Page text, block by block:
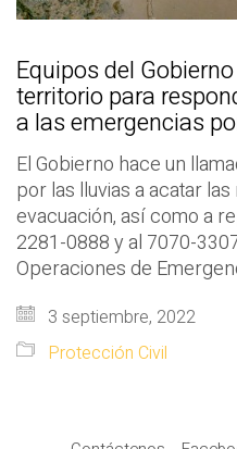
Equipos del
territorio para
a las emergencias
El Gobierno hace un
por las lluvias a acatar
evacuación, así como a
2281-0888 y al 7070-
Operaciones de
3 septiembre, 2022
Protección Civil